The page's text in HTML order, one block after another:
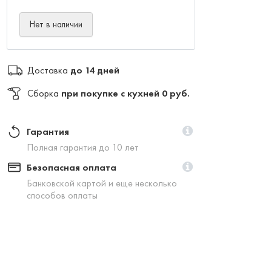
Нет в наличии
Доставка до 14 дней
Сборка при покупке с кухней 0 руб.
Гарантия
Полная гарантия до 10 лет
Безопасная оплата
Банковской картой и еще несколько
способов оплаты